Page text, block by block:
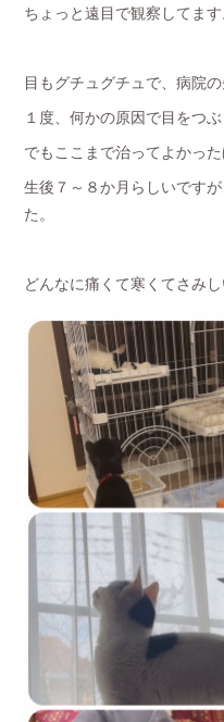
ちょっと遠目で観察してます
目もグチュグチュで、病院の
１度、何かの原因で目をつぶ
でもここまで治ってよかっ
生後７～８か月らしいです
た。
どんなに痛くて寒くてさみ